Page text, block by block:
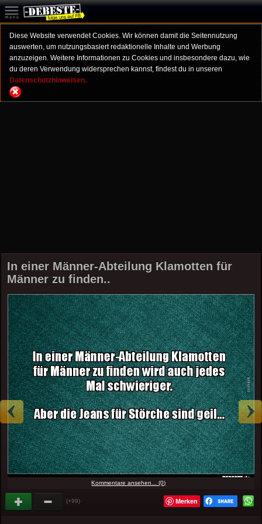
Diese Website verwendet Cookies. Wir können damit die Seitennutzung
auswerten, um nutzungsbasiert redaktionelle Inhalte und Werbung
anzuzeigen. Weitere Informationen zu Cookies und insbesondere dazu, wie
du deren Verwendung widersprechen kannst, findest du in unseren
Datenschutzhinweisen.
In einer Männer-Abteilung Klamotten für
Männer zu finden..
Kommentare ansehen... (0)
(+99) Merken